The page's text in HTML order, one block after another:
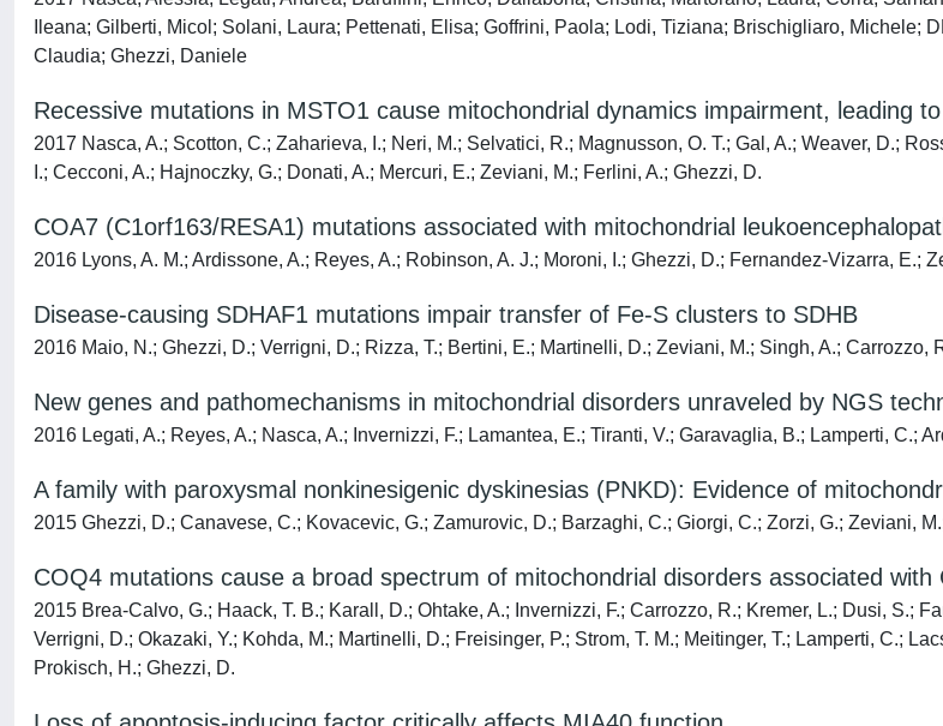
Ileana; Gilberti, Micol; Solani, Laura; Pettenati, Elisa; Goffrini, Paola; Lodi, Tiziana; Brischigliaro, Michele;
Claudia; Ghezzi, Daniele
Recessive mutations in MSTO1 cause mitochondrial dynamics impairment, leading
2017 Nasca, A.; Scotton, C.; Zaharieva, I.; Neri, M.; Selvatici, R.; Magnusson, O. T.; Gal, A.; Weaver, D.;
I.; Cecconi, A.; Hajnoczky, G.; Donati, A.; Mercuri, E.; Zeviani, M.; Ferlini, A.; Ghezzi, D.
COA7 (C1orf163/RESA1) mutations associated with mitochondrial
2016 Lyons, A. M.; Ardissone, A.; Reyes, A.; Robinson, A. J.; Moroni, I.; Ghezzi, D.; Fernandez-Vizarra, E.;
Disease-causing SDHAF1 mutations impair transfer of Fe-S clusters to SDHB
2016 Maio, N.; Ghezzi, D.; Verrigni, D.; Rizza, T.; Bertini, E.; Martinelli, D.; Zeviani, M.; Singh, A.; Carrozzo,
New genes and pathomechanisms in mitochondrial disorders unraveled by NGS
2016 Legati, A.; Reyes, A.; Nasca, A.; Invernizzi, F.; Lamantea, E.; Tiranti, V.; Garavaglia, B.; Lamperti, C.;
A family with paroxysmal nonkinesigenic dyskinesias (PNKD): Evidence of
2015 Ghezzi, D.; Canavese, C.; Kovacevic, G.; Zamurovic, D.; Barzaghi, C.; Giorgi, C.; Zorzi, G.; Zeviani,
COQ4 mutations cause a broad spectrum of mitochondrial disorders associated with
2015 Brea-Calvo, G.; Haack, T. B.; Karall, D.; Ohtake, A.; Invernizzi, F.; Carrozzo, R.; Kremer, L.; Dusi, S.;
Verrigni, D.; Okazaki, Y.; Kohda, M.; Martinelli, D.; Freisinger, P.; Strom, T. M.; Meitinger, T.; Lamperti, C.;
Prokisch, H.; Ghezzi, D.